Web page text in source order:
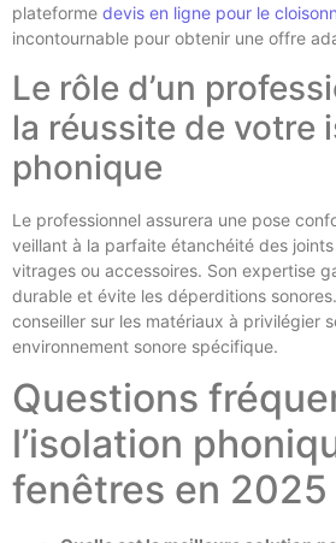
plateforme devis en ligne pour le
incontournable pour obtenir une offre
Le rôle d’un
la réussite de votre
phonique
Le professionnel assurera une pose
veillant à la parfaite étanchéité des
vitrages ou accessoires. Son expertise
durable et évite les déperditions
conseiller sur les matériaux à privilégier
environnement sonore spécifique.
Questions
l’isolation
fenêtres en 2025